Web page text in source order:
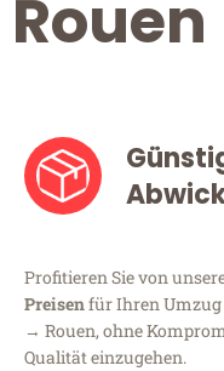
Rouen
Profitieren Sie von
Preisenfür Ihren
→ Rouen, ohne
Qualität einzugehen.